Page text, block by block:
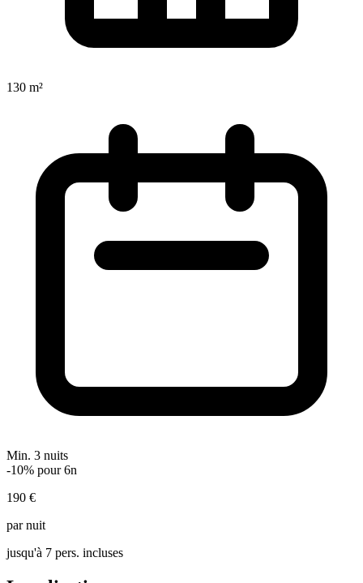
130 m²
Min. 3 nuits
-10% pour 6n
190 €
par nuit
jusqu'à 7 pers. incluses